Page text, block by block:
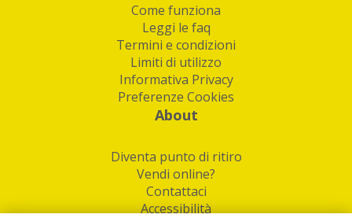
Come funziona
Leggi le faq
Termini e condizioni
Limiti di utilizzo
Informativa Privacy
Preferenze Cookies
About
Diventa punto di ritiro
Vendi online?
Contattaci
Accessibilità